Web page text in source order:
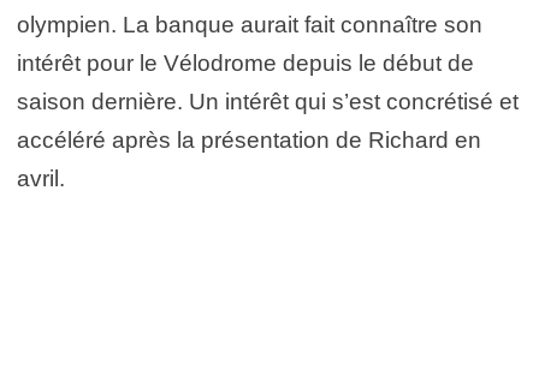
olympien. La banque aurait fait connaître son
intérêt pour le Vélodrome depuis le début de
saison dernière. Un intérêt qui s’est concrétisé et
accéléré après la présentation de Richard en
avril.